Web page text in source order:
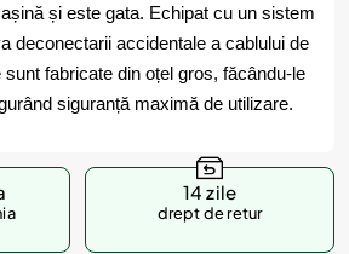
și este gata. Echipat cu un sistem
deconectarii accidentale a cablului de
fabricate din oțel gros, făcându-le
siguranță maximă de utilizare.
14 zile
drept de retur